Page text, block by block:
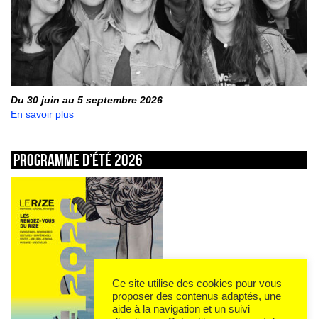
Du 30 juin au 5 septembre 2026
En savoir plus
Programme d’été 2026
Ce site utilise des cookies pour vous
proposer des contenus adaptés, une
aide à la navigation et un suivi